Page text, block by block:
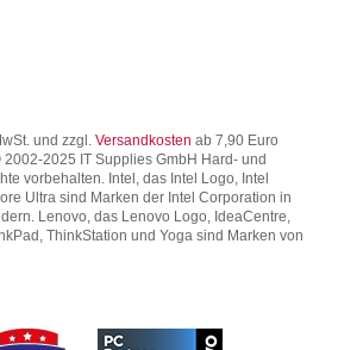
und zzgl. Versandkosten ab 7,90 Euro
2025 IT Supplies GmbH Hard- und
vorbehalten. Intel, das Intel Logo, Intel
Ultra sind Marken der Intel Corporation in
Lenovo, das Lenovo Logo, IdeaCentre,
ThinkStation und Yoga sind Marken von